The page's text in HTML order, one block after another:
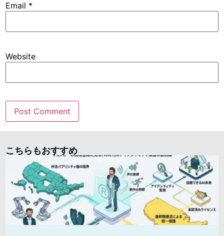
Email *
Website
こちらもおすすめ